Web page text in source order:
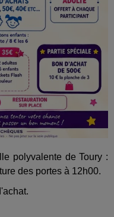
polyvalente de Toury :
des portes à 12h00.